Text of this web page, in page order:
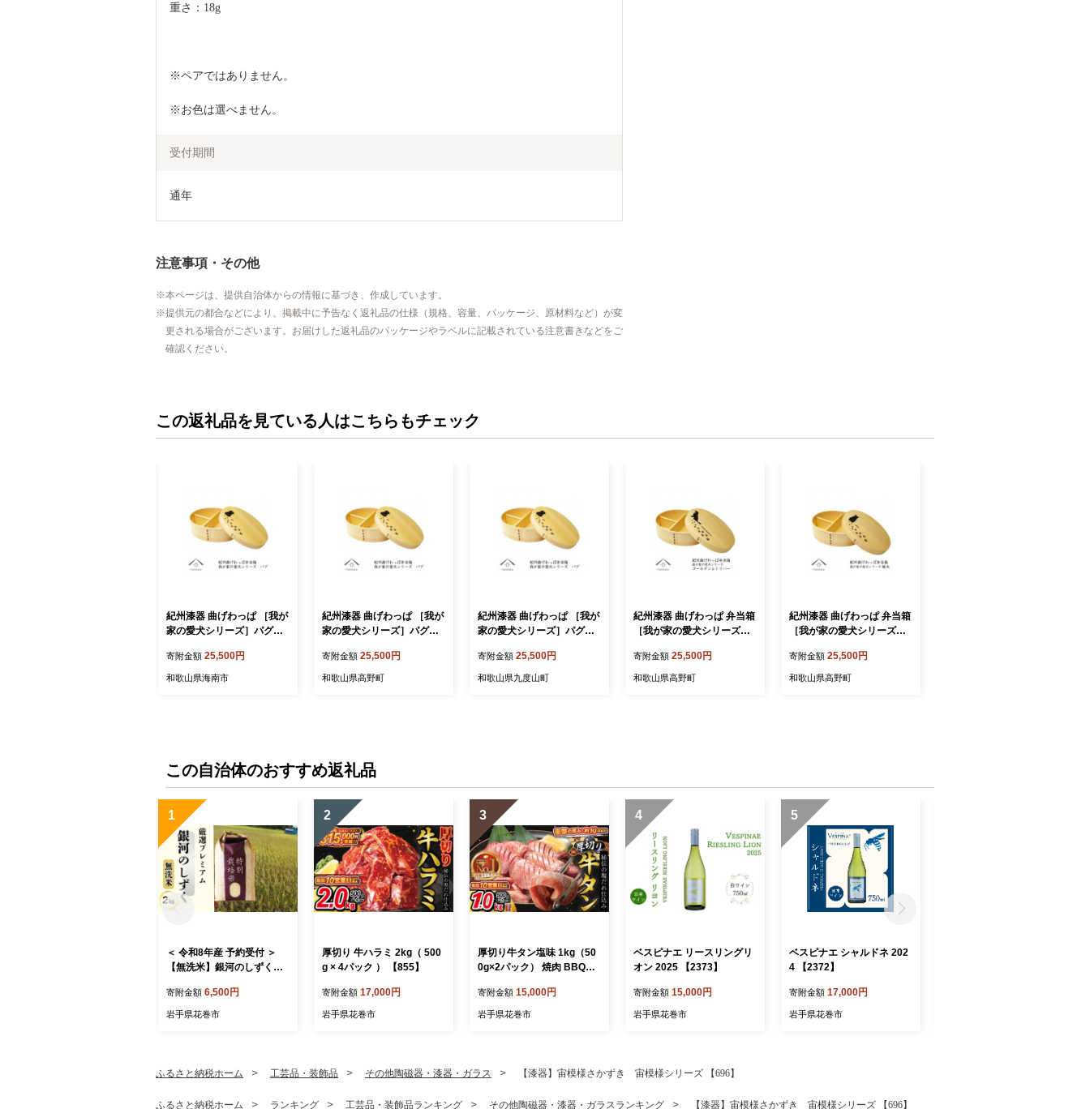
重さ：18g
※ペアではありません。
※お色は選べません。
受付期間
通年
注意事項・その他
本ページは、提供自治体からの情報に基づき、作成しています。
提供元の都合などにより、掲載中に予告なく返礼品の仕様（規格、容量、パッケージ、原材料など）が変
更される場合がございます。お届けした返礼品のパッケージやラベルに記載されている注意書きなどをご
確認ください。
この返礼品を見ている人はこちらもチェック
紀州漆器 曲げわっぱ ［我が
家の愛犬シリーズ］パグ［Y
寄附金額 25,500円
和歌山県海南市
紀州漆器 曲げわっぱ ［我が
家の愛犬シリーズ］パグ［Y
寄附金額 25,500円
和歌山県高野町
紀州漆器 曲げわっぱ ［我が
家の愛犬シリーズ］パグ［Y
寄附金額 25,500円
和歌山県九度山町
紀州漆器 曲げわっぱ 弁当箱
［我が家の愛犬シリーズ］
52］
寄附金額 25,500円
和歌山県高野町
紀州漆器 曲げわっぱ 弁当箱
［我が家の愛犬シリーズ］
寄附金額 25,500円
和歌山県高野町
この自治体のおすすめ返礼品
1
＜ 令和8年産 予約受付 ＞
【無洗米】銀河のしずく厳
化学肥料）2kg 【2083】
寄附金額 6,500円
岩手県花巻市
2
厚切り 牛ハラミ 2kg（ 500
g × 4パック ） 【855】
寄附金額 17,000円
岩手県花巻市
3
厚切り牛タン塩味 1kg（50
0g×2パック） 焼肉 BBQ
寄附金額 15,000円
岩手県花巻市
4
ベスピナエ リースリングリ
オン 2025 【2373】
寄附金額 15,000円
岩手県花巻市
5
ベスピナエ シャルドネ 202
4 【2372】
寄附金額 17,000円
岩手県花巻市
ふるさと納税ホーム 工芸品・装飾品 その他陶磁器・漆器・ガラス 【漆器】宙模様さかずき 宙模様シリーズ 【696】
ふるさと納税ホーム ランキング 工芸品・装飾品ランキング その他陶磁器・漆器・ガラスランキング 【漆器】宙模様さかずき 宙模様シリーズ 【696】